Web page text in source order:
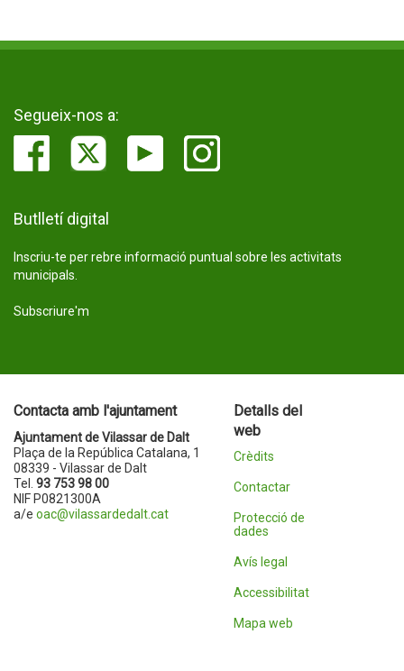
Segueix-nos a:
Butlletí digital
Inscriu-te per rebre informació puntual sobre les activitats
municipals.
Subscriure'm
Contacta amb l'ajuntament
Ajuntament de Vilassar de Dalt
Plaça de la República Catalana, 1
08339 - Vilassar de Dalt
Tel. 93 753 98 00
NIF P0821300A
a/e oac@vilassardedalt.cat
Detalls del
web
Crèdits
Contactar
Protecció de
dades
Avís legal
Accessibilitat
Mapa web